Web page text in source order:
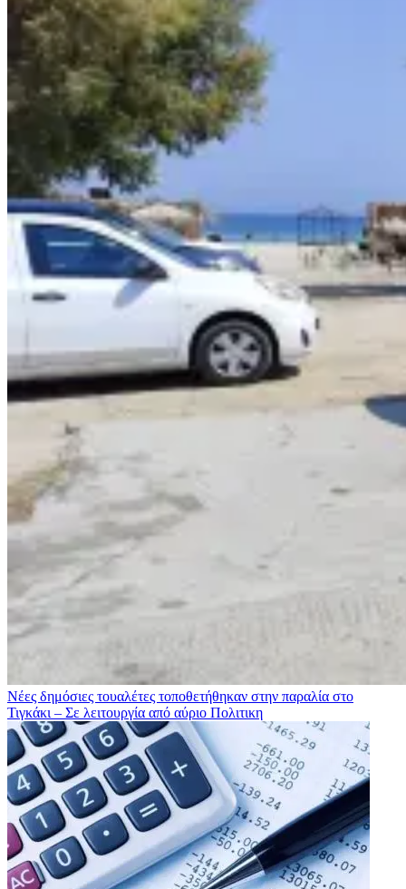
Νέες δημόσιες τουαλέτες τοποθετήθηκαν στην παραλία στο
Τιγκάκι – Σε λειτουργία από αύριο Πολιτικη